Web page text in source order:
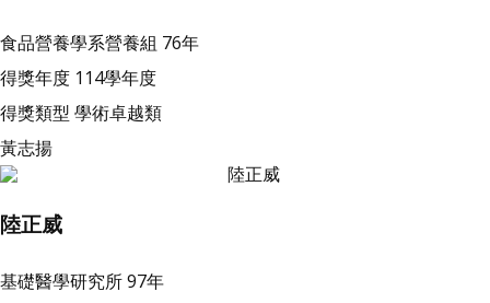
食品營養學系營養組 76年
得獎年度 114學年度
得獎類型 學術卓越類
黃志揚
陸正威
基礎醫學研究所97年